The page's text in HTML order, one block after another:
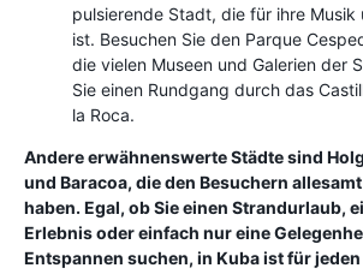
pulsierende Stadt, die für ihre
ist. Besuchen Sie den Parque
die vielen Museen und Galerien der
Sie einen Rundgang durch das
la Roca.
Andere erwähnenswerte Städte sind
und Baracoa, die den Besuchern
haben. Egal, ob Sie einen Strandurlaub,
Erlebnis oder einfach nur eine
Entspannen suchen, in Kuba ist für